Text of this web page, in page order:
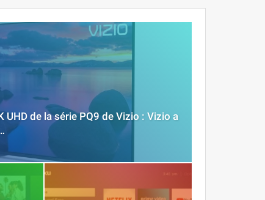
UHD de la série PQ9 de Vizio : Vizio a